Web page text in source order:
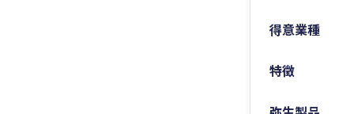
得意業種
特徴